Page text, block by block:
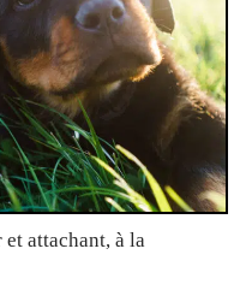
attachant, à la